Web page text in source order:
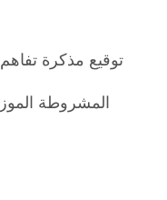
توقيع مذكرة
المشروطة